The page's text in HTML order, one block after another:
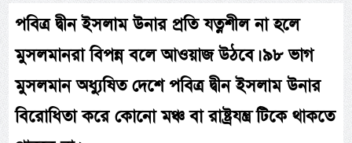
পবিত্র দ্বীন ইসলাম উনার প্রতি যত্নশীল না হলে
মুসলমানরা বিপন্ন বলে আওয়াজ উঠবে। ৯৮ ভাগ
মুসলমান অধ্যুষিত দেশে পবিত্র দ্বীন ইসলাম উনার
বিরোধিতা করে কোনো মঞ্চ বা রাষ্ট্রযন্ত্র টিকে থাকতে